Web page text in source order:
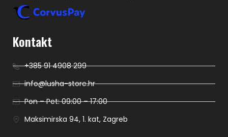
Kontakt
+385 91 4908 299
info@lusha-store.hr
Pon – Pet: 09:00 – 17:00
Maksimirska 94, 1. kat, Zagreb